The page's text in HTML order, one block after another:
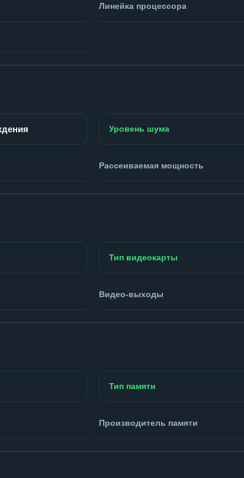
Линейка процессора
Уровень шума
Рассеиваемая мощность
Тип видеокарты
Видео-выходы
Тип памяти
Производитель памяти